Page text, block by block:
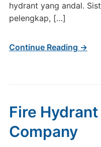
hydrant yang andal.
pelengkap, […]
Continue Reading →
Fire
Company